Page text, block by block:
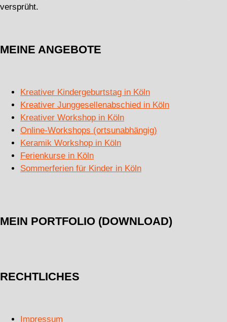
versprüht.
MEINE ANGEBOTE
Kreativer Kindergeburtstag in Köln
Kreativer Junggesellenabschied in Köln
Kreativer Workshop in Köln
Online-Workshops (ortsunabhängig)
Keramik Workshop in Köln
Ferienkurse in Köln
Sommerferien für Kinder in Köln
MEIN PORTFOLIO (DOWNLOAD)
RECHTLICHES
Impressum